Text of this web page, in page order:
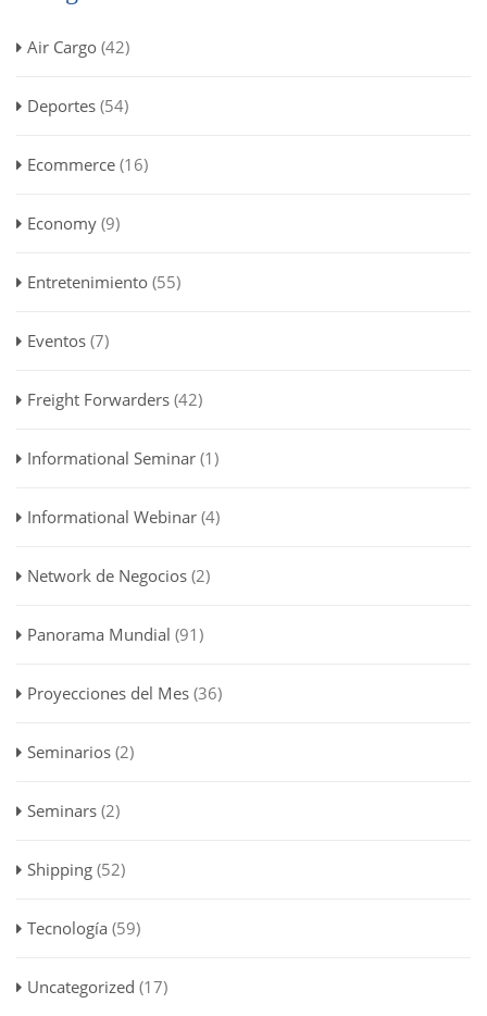
Air Cargo (42)
Deportes (54)
Ecommerce (16)
Economy (9)
Entretenimiento (55)
Eventos (7)
Freight Forwarders (42)
Informational Seminar (1)
Informational Webinar (4)
Network de Negocios (2)
Panorama Mundial (91)
Proyecciones del Mes (36)
Seminarios (2)
Seminars (2)
Shipping (52)
Tecnología (59)
Uncategorized (17)